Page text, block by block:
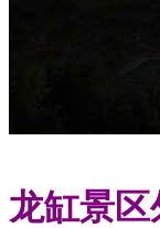
龙缸景